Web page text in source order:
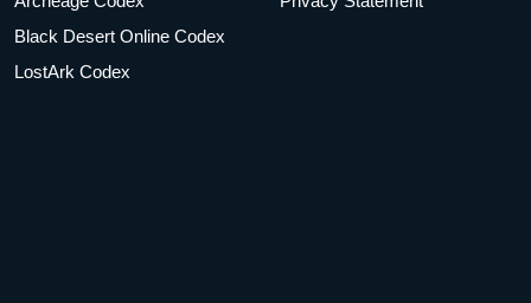
Black Desert Online Codex
LostArk Codex